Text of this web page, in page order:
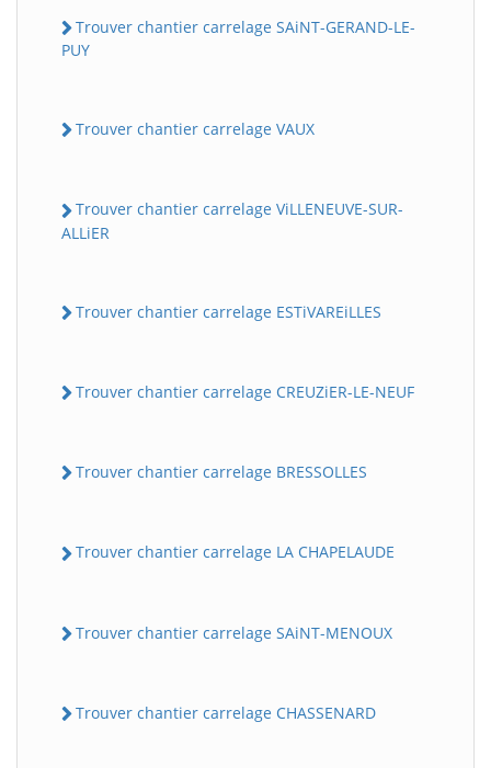
Trouver chantier carrelage SAiNT-GERAND-LE-
PUY
Trouver chantier carrelage VAUX
Trouver chantier carrelage ViLLENEUVE-SUR-
ALLiER
Trouver chantier carrelage ESTiVAREiLLES
Trouver chantier carrelage CREUZiER-LE-NEUF
Trouver chantier carrelage BRESSOLLES
Trouver chantier carrelage LA CHAPELAUDE
Trouver chantier carrelage SAiNT-MENOUX
Trouver chantier carrelage CHASSENARD